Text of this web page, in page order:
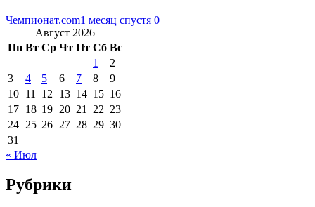
Чемпионат.com1 месяц спустя 0
Август 2026
Пн Вт Ср Чт Пт Сб Вс
1
2
3
4 5 6 7 8
9
10 11 12 13 14 15 16
17 18 19 20 21 22 23
24 25 26 27 28 29 30
31
« Июл
Рубрики